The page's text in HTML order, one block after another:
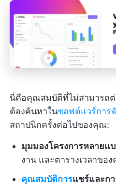
นี่คือคุณสมบัติที่ไม่สามารถ
ต้องค้นหาในซอฟต์แวร์การ
สถาปนิกครั้งต่อไปของคุณ:
มุมมองโครงการหลายแ
งาน และตารางเวลาขอ
คุณสมบัติการแชร์และก